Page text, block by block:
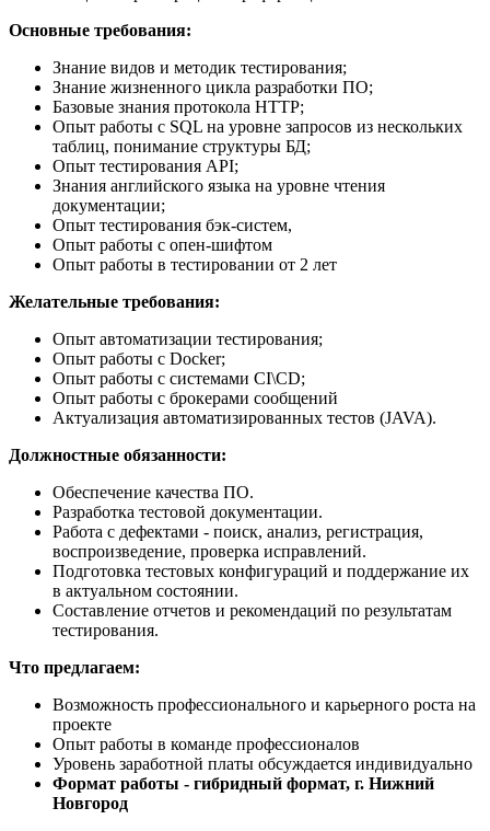
Основные требования:
Знание видов и методик тестирования;
Знание жизненного цикла разработки ПО;
Базовые знания протокола HTTP;
Опыт работы с SQL на уровне запросов из нескольких
таблиц, понимание структуры БД;
Опыт тестирования API;
Знания английского языка на уровне чтения
документации;
Опыт тестирования бэк-систем,
Опыт работы с опен-шифтом
Опыт работы в тестировании от 2 лет
Желательные требования:
Опыт автоматизации тестирования;
Опыт работы с Docker;
Опыт работы с системами CI\CD;
Опыт работы с брокерами сообщений
Актуализация автоматизированных тестов (JAVA).
Должностные обязанности:
Обеспечение качества ПО.
Разработка тестовой документации.
Работа с дефектами - поиск, анализ, регистрация,
воспроизведение, проверка исправлений.
Подготовка тестовых конфигураций и поддержание их
в актуальном состоянии.
Составление отчетов и рекомендаций по результатам
тестирования.
Что предлагаем:
Возможность профессионального и карьерного роста на
проекте
Опыт работы в команде профессионалов
Уровень заработной платы обсуждается индивидуально
Формат работы - гибридный формат, г. Нижний
Новгород